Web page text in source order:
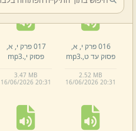
016 פרק י,
א,
פסוק עד ט,.
mp3
2.52 MB
16/06/2026 20:31
017 פרק י,
א,
פסוק י,.
mp3
3.47 MB
16/06/2026 20:31